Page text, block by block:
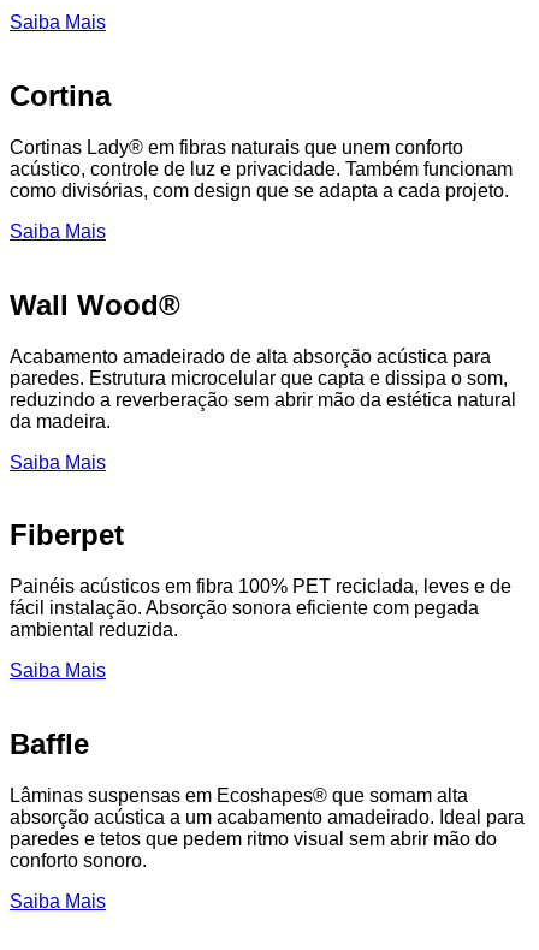
Saiba Mais
Cortina
Cortinas Lady® em fibras naturais que unem conforto
acústico, controle de luz e privacidade. Também funcionam
como divisórias, com design que se adapta a cada projeto.
Saiba Mais
Wall Wood®
Acabamento amadeirado de alta absorção acústica para
paredes. Estrutura microcelular que capta e dissipa o som,
reduzindo a reverberação sem abrir mão da estética natural
da madeira.
Saiba Mais
Fiberpet
Painéis acústicos em fibra 100% PET reciclada, leves e de
fácil instalação. Absorção sonora eficiente com pegada
ambiental reduzida.
Saiba Mais
Baffle
Lâminas suspensas em Ecoshapes® que somam alta
absorção acústica a um acabamento amadeirado. Ideal para
paredes e tetos que pedem ritmo visual sem abrir mão do
conforto sonoro.
Saiba Mais